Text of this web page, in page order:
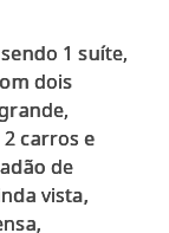
1 suíte,
dois
carros e
de
vista,